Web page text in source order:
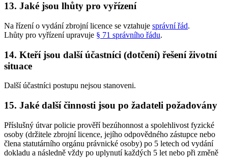
13. Jaké jsou lhůty pro vyřízení
Na řízení o vydání zbrojní licence se vztahuje správní řád.
Lhůty pro vyřízení upravuje § 71 správního řádu.
14. Kteří jsou další účastníci (dotčení) řešení životní
situace
Další účastníci postupu nejsou stanoveni.
15. Jaké další činnosti jsou po žadateli požadovány
Příslušný útvar policie prověří bezúhonnost a spolehlivost fyzické
osoby (držitele zbrojní licence, jejího odpovědného zástupce nebo
člena statutárního orgánu právnické osoby) po 5 letech od vydání
dokladu a následně vždy po uplynutí každých 5 let nebo při změně